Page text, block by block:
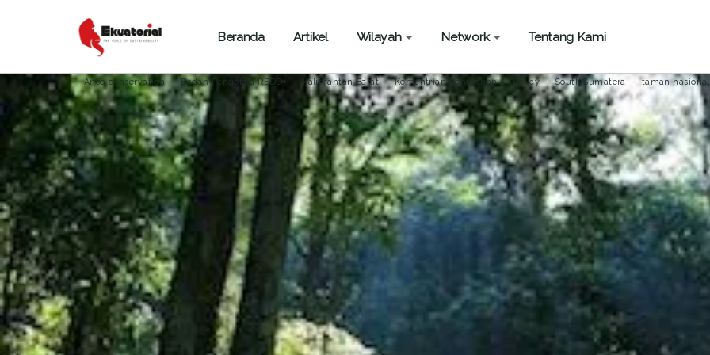
Beranda Artikel Wilayah Network Tentang Kami
HUTAN
Anoa conservation Badan Pengelola REDD+ kalimantan Barat Kementrian Kehutanan Policy South Sumatera taman nasional